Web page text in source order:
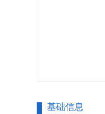
基础信息